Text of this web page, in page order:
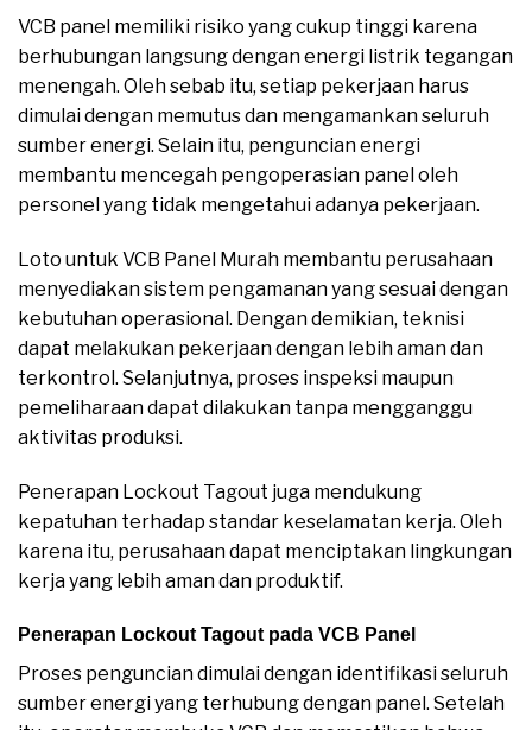
VCB panel memiliki risiko yang cukup tinggi karena
berhubungan langsung dengan energi listrik tegangan
menengah. Oleh sebab itu, setiap pekerjaan harus
dimulai dengan memutus dan mengamankan seluruh
sumber energi. Selain itu, penguncian energi
membantu mencegah pengoperasian panel oleh
personel yang tidak mengetahui adanya pekerjaan.
Loto untuk VCB Panel Murah membantu perusahaan
menyediakan sistem pengamanan yang sesuai dengan
kebutuhan operasional. Dengan demikian, teknisi
dapat melakukan pekerjaan dengan lebih aman dan
terkontrol. Selanjutnya, proses inspeksi maupun
pemeliharaan dapat dilakukan tanpa mengganggu
aktivitas produksi.
Penerapan Lockout Tagout juga mendukung
kepatuhan terhadap standar keselamatan kerja. Oleh
karena itu, perusahaan dapat menciptakan lingkungan
kerja yang lebih aman dan produktif.
Penerapan Lockout Tagout pada VCB Panel
Proses penguncian dimulai dengan identifikasi seluruh
sumber energi yang terhubung dengan panel. Setelah